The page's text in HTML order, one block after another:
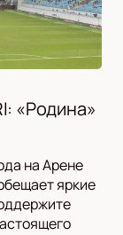
«Родина»
на Арене
яркие